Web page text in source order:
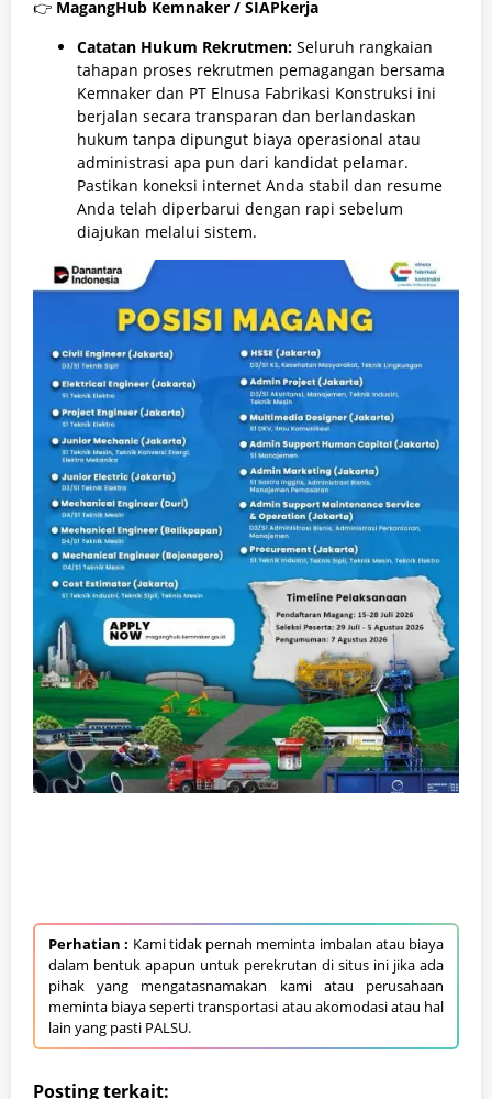
👉 MagangHub Kemnaker / SIAPkerja
Catatan Hukum Rekrutmen: Seluruh rangkaian
tahapan proses rekrutmen pemagangan bersama
Kemnaker dan PT Elnusa Fabrikasi Konstruksi ini
berjalan secara transparan dan berlandaskan
hukum tanpa dipungut biaya operasional atau
administrasi apa pun dari kandidat pelamar.
Pastikan koneksi internet Anda stabil dan resume
Anda telah diperbarui dengan rapi sebelum
diajukan melalui sistem.
Perhatian : Kami tidak pernah meminta imbalan atau biaya
dalam bentuk apapun untuk perekrutan di situs ini jika ada
pihak yang mengatasnamakan kami atau perusahaan
meminta biaya seperti transportasi atau akomodasi atau hal
lain yang pasti PALSU.
Posting terkait: